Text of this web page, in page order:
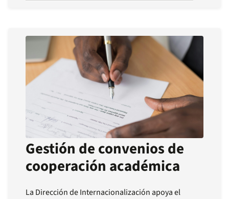
Gestión de convenios de
cooperación académica
La Dirección de Internacionalización apoya el